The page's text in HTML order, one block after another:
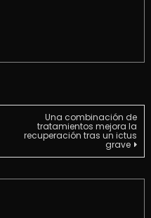
Una combinación de
tratamientos mejora la
recuperación tras un ictus
grave